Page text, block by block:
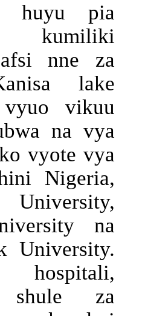
huyu pia
kumiliki
nne za
lake
vikuu
na vya
vyote vya
Nigeria,
University,
na
University.
shule za